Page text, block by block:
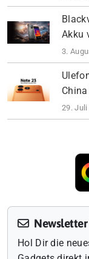
Akku
3.
29. Juli
Hol Dir die